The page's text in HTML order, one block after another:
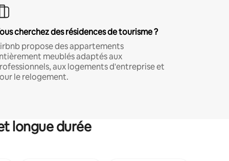
cherchez des résidences de tourisme ?
propose des appartements
meublés adaptés aux
aux logements d'entreprise et
le relogement.
longue durée